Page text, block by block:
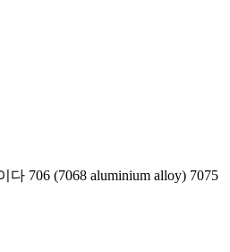
706 (7068 aluminium alloy) 7075